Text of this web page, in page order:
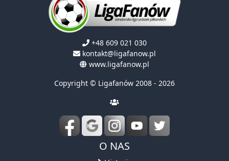
+48 609 021 030
kontakt@ligafanow.pl
www.ligafanow.pl
Copyright © Ligafanów 2008 - 2026
O NAS